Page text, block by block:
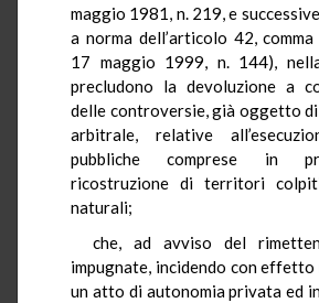
maggio 1981, n. 219, e
a norma dell’articolo 42,
17 maggio 1999, n. 144),
precludono la devoluzione a
delle controversie, già oggetto di
arbitrale, relative
pubbliche comprese in
ricostruzione di territori
naturali;
che, ad avviso del
impugnate, incidendo con
un atto di autonomia privata ed